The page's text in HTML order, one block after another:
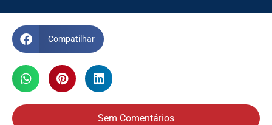
Compatilhar
Sem Comentários